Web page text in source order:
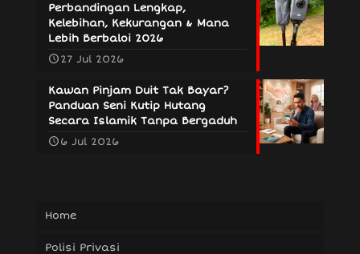
Perbandingan Lengkap,
Kelebihan, Kekurangan & Mana
Lebih Berbaloi 2026
27 Jul 2026
Kawan Pinjam Duit Tak Bayar?
Panduan Seni Kutip Hutang
Secara Islamik Tanpa Bergaduh
6 Jul 2026
Home
Polisi Privasi